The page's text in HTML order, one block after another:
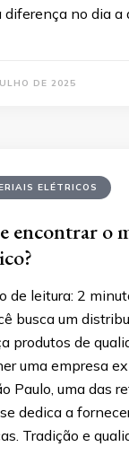
diferença no dia a
DE 2025
ELÉTRICOS
encontrar o
de leitura: 2
busca um
produtos de
uma empresa
Paulo, uma das
dedica a
Tradição e